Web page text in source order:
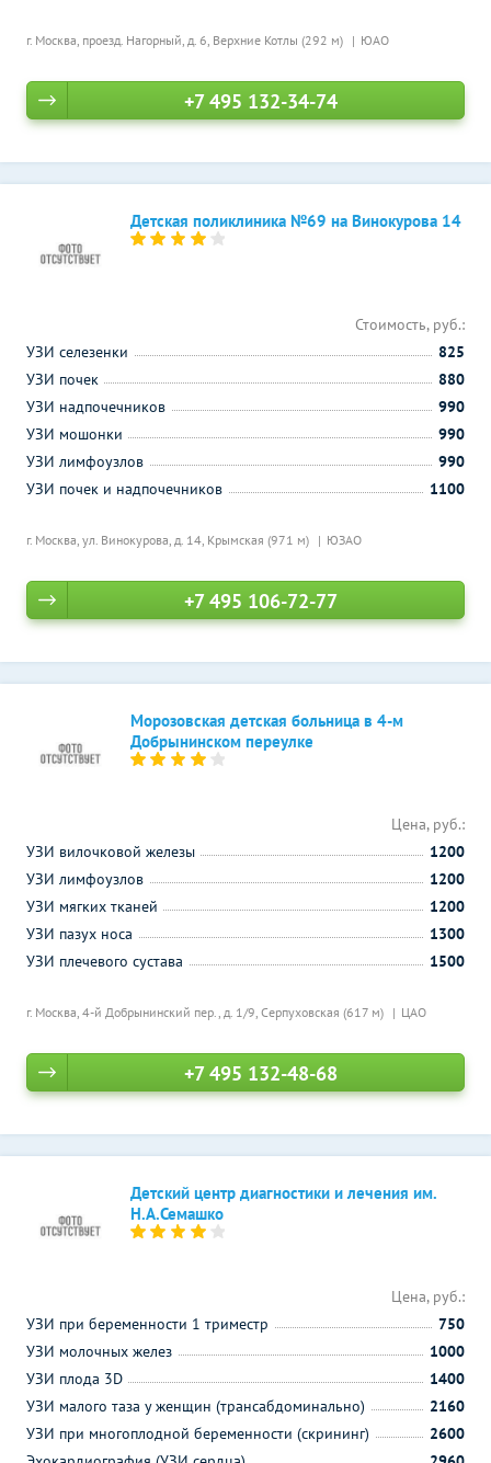
г. Москва, проезд. Нагорный, д. 6, Верхние Котлы (292 м) ЮАО
+7 495 132-34-74
Детская поликлиника №69 на Винокурова 14
г. Москва, ул. Винокурова, д. 14, Крымская (971 м) ЮЗАО
Стоимость, руб.:
УЗИ селезенки
825
УЗИ почек
880
УЗИ надпочечников
990
УЗИ мошонки
990
УЗИ лимфоузлов
990
УЗИ почек и надпочечников
1100
+7 495 106-72-77
Морозовская детская больница в 4-м
Добрынинском переулке
г. Москва, 4-й Добрынинский пер., д. 1/9, Серпуховская (617 м) ЦАО
Цена, руб.:
УЗИ вилочковой железы
1200
УЗИ лимфоузлов
1200
УЗИ мягких тканей
1200
УЗИ пазух носа
1300
УЗИ плечевого сустава
1500
+7 495 132-48-68
Детский центр диагностики и лечения им.
Н.А.Семашко
Цена, руб.:
УЗИ при беременности 1 триместр
750
УЗИ молочных желез
1000
УЗИ плода 3D
1400
УЗИ малого таза у женщин (трансабдоминально)
2160
УЗИ при многоплодной беременности (скрининг)
2600